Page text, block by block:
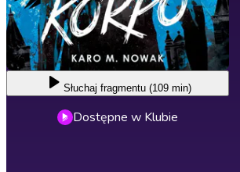
Słuchaj fragmentu (109 min)
Dostępne w Klubie